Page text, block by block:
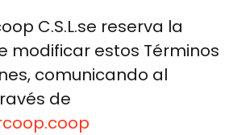
C.S.L.se reserva la
modificar estos Términos
comunicando al
de